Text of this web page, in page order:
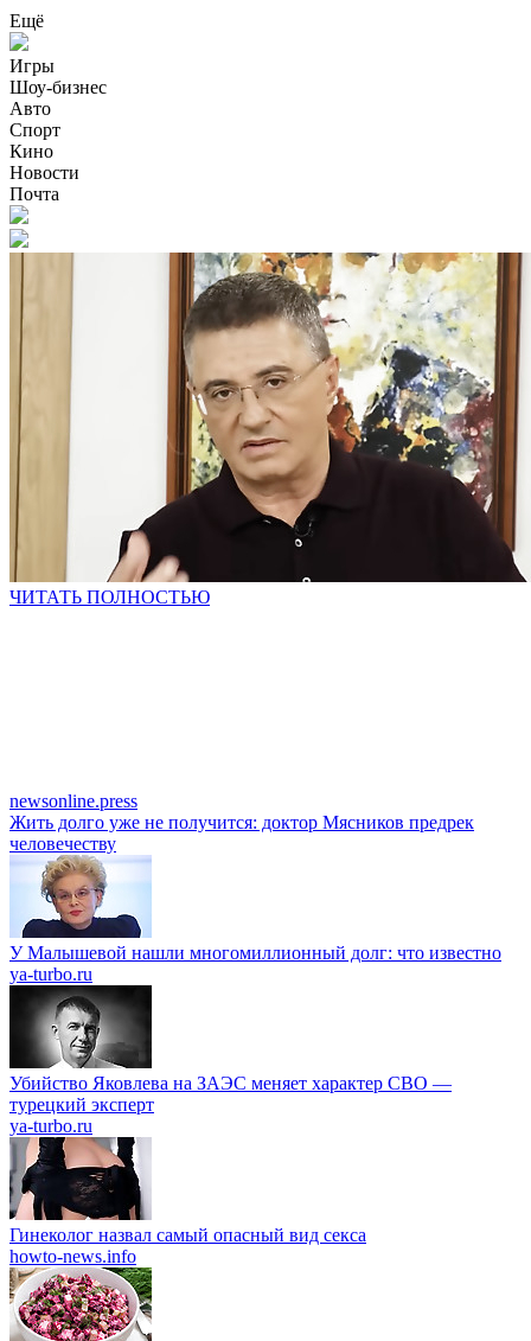
Ещё
Игры
Шоу-бизнес
Авто
Спорт
Кино
Новости
Почта
ЧИТАТЬ ПОЛНОСТЬЮ
newsonline.press
Жить долго уже не получится: доктор Мясников предрек
человечеству
У Малышевой нашли многомиллионный долг: что известно
ya-turbo.ru
Убийство Яковлева на ЗАЭС меняет характер СВО —
турецкий эксперт
ya-turbo.ru
Гинеколог назвал самый опасный вид секса
howto-news.info